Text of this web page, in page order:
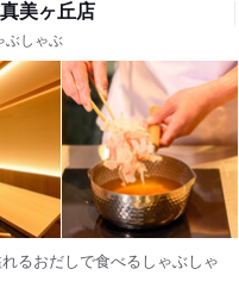
美ヶ丘店
ぶしゃぶ
るおだしで食べるしゃぶしゃ